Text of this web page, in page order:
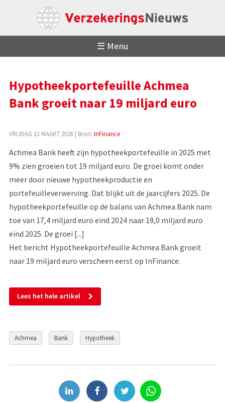
☰ Menu
Hypotheekportefeuille Achmea
Bank groeit naar 19 miljard euro
VRIJDAG 13 MAART 2026| Bron: InFinance
Achmea Bank heeft zijn hypotheekportefeuille in 2025 met
9% zien groeien tot 19 miljard euro. De groei komt onder
meer door nieuwe hypotheekproductie en
portefeuilleverwerving. Dat blijkt uit de jaarcijfers 2025. De
hypotheekportefeuille op de balans van Achmea Bank nam
toe van 17,4 miljard euro eind 2024 naar 19,0 miljard euro
eind 2025. De groei [...]
Het bericht Hypotheekportefeuille Achmea Bank groeit
naar 19 miljard euro verscheen eerst op InFinance.
Lees het hele artikel
Achmea Bank Hypotheek